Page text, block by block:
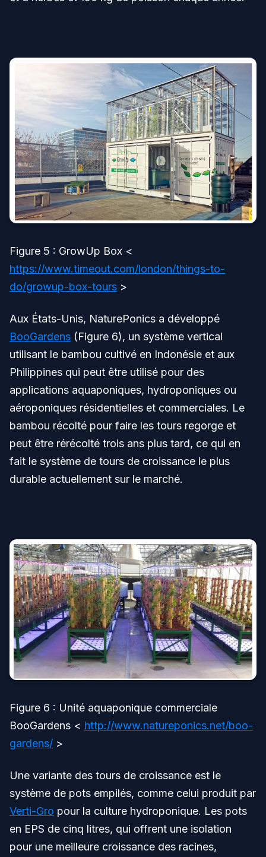
Figure 5 : GrowUp Box <
https://www.timeout.com/london/things-to-
do/growup-box-tours >
Aux États-Unis, NaturePonics a développé
BooGardens (Figure 6), un système vertical
utilisant le bambou cultivé en Indonésie et aux
Philippines qui peut être utilisé pour des
applications aquaponiques, hydroponiques ou
aéroponiques résidentielles et commerciales. Le
bambou récolté pour faire les tours regorge et
peut être rérécolté trois ans plus tard, ce qui en
fait le système de tours de croissance le plus
durable actuellement sur le marché.
Figure 6 : Unité aquaponique commerciale
BooGardens < http://www.natureponics.net/boo-
gardens/ >
Une variante des tours de croissance est le
système de pots empilés, comme celui produit par
Verti-Gro pour la culture hydroponique. Les pots
en EPS de cinq litres, qui offrent une isolation
pour une meilleure croissance des racines,